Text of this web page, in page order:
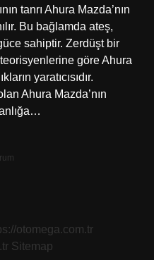
tanrı Ahura Mazda’nın
Bu bağlamda ateş,
sahiptir. Zerdüşt bir
göre Ahura
yaratıcısıdır.
Ahura Mazda’nın
otomega.com.tr
Sitemap